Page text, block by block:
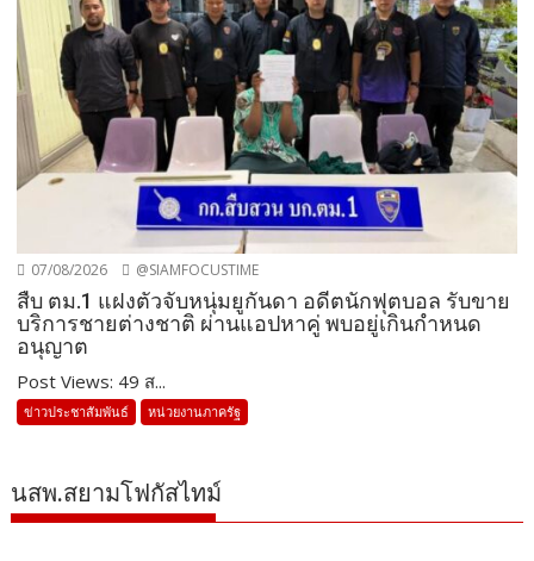
07/08/2026 @SIAMFOCUSTIME
สืบ ตม.1 แฝงตัวจับหนุ่มยูกันดา อดีตนักฟุตบอล รับขาย
บริการชายต่างชาติ ผ่านแอปหาคู่ พบอยู่เกินกำหนด
อนุญาต
Post Views: 49 ส...
ข่าวประชาสัมพันธ์ หน่วยงานภาครัฐ
นสพ.สยามโฟกัสไทม์